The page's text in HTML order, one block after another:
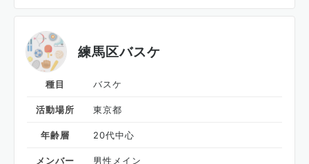
練馬区バスケ
種目 バスケ
活動場所 東京都
年齢層 20代中心
メンバー 男性メイン